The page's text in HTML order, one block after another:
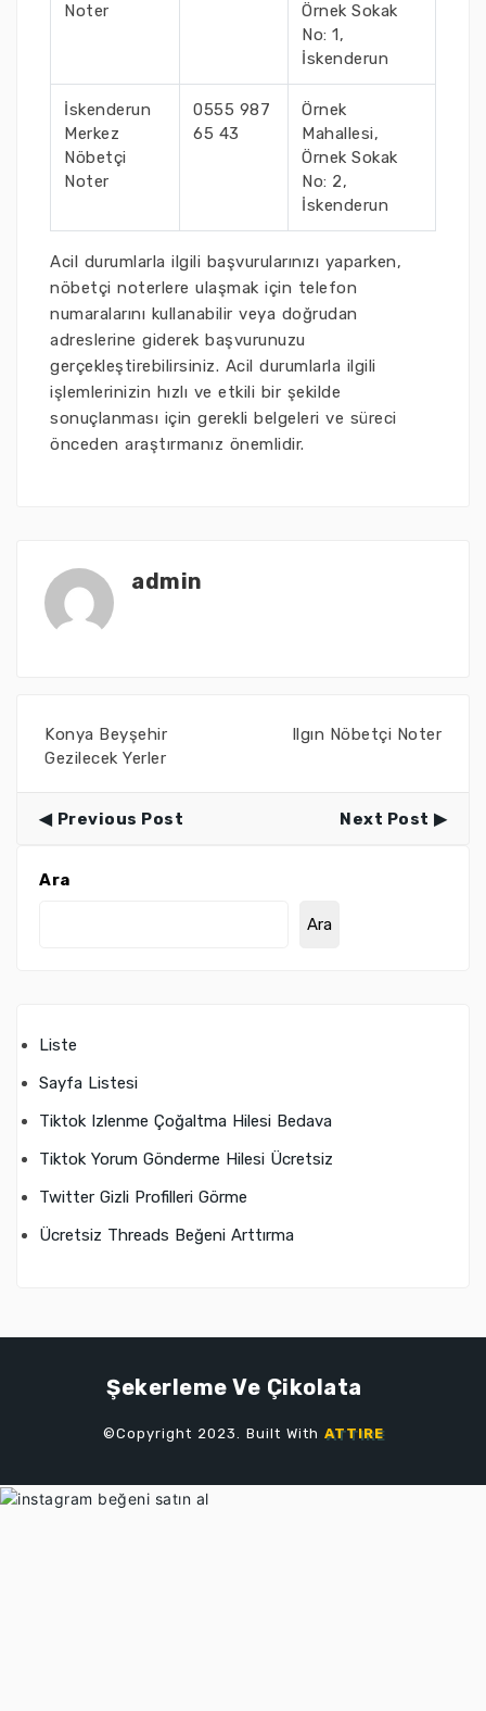
Noter
Örnek Sokak
No: 1,
İskenderun
İskenderun
Merkez
Nöbetçi
Noter
0555 987
65 43
Örnek
Mahallesi,
Örnek Sokak
No: 2,
İskenderun
Acil durumlarla ilgili başvurularınızı yaparken,
nöbetçi noterlere ulaşmak için telefon
numaralarını kullanabilir veya doğrudan
adreslerine giderek başvurunuzu
gerçekleştirebilirsiniz. Acil durumlarla ilgili
işlemlerinizin hızlı ve etkili bir şekilde
sonuçlanması için gerekli belgeleri ve süreci
önceden araştırmanız önemlidir.
admin
Konya Beyşehir
Gezilecek Yerler
Ilgın Nöbetçi Noter
Previous Post Next Post
Ara
Ara
Liste
Sayfa Listesi
Tiktok Izlenme Çoğaltma Hilesi Bedava
Tiktok Yorum Gönderme Hilesi Ücretsiz
Twitter Gizli Profilleri Görme
Ücretsiz Threads Beğeni Arttırma
Şekerleme Ve Çikolata
©Copyright 2023. Built With ATTIRE